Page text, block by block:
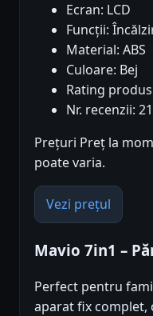
Ecran: LCD
Funcții:
Material: ABS
Culoare: Bej
Rating
Nr. recenzii:
Prețuri Preț la
poate varia.
Vezi prețul
Mavio 7in1 –
Perfect pentru
aparat fix